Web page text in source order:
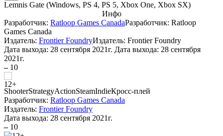
Lemnis Gate (Windows, PS 4, PS 5, Xbox One, Xbox SX)
Инфо
Разработчик: Ratloop Games CanadaРазработчик: Ratloop
Games Canada
Издатель: Frontier FoundryИздатель: Frontier Foundry
Дата выхода: 28 сентября 2021г. Дата выхода: 28 сентября
2021г.
– 10
ShooterStrategyActionSteamIndieКросс-плей
Разработчик: Ratloop Games Canada
Издатель: Frontier Foundry
Дата выхода: 28 сентября 2021г.
– 10